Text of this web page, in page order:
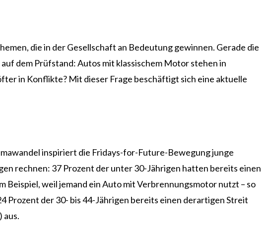
die in der Gesellschaft an Bedeutung gewinnen. Gerade die
dem Prüfstand: Autos mit klassischem Motor stehen in
in Konflikte? Mit dieser Frage beschäftigt sich eine aktuelle
inspiriert die Fridays-for-Future-Bewegung junge
rechnen: 37 Prozent der unter 30-Jährigen hatten bereits einen
Beispiel, weil jemand ein Auto mit Verbrennungsmotor nutzt – so
Prozent der 30- bis 44-Jährigen bereits einen derartigen Streit
aus.